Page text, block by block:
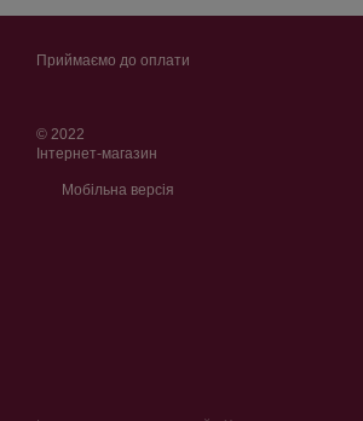
Приймаємо до оплати
© 2022
Інтернет-магазин
Мобільна версія